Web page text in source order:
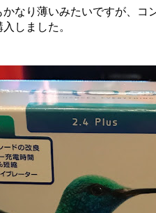
なり薄いみたいですが、コ
しました。